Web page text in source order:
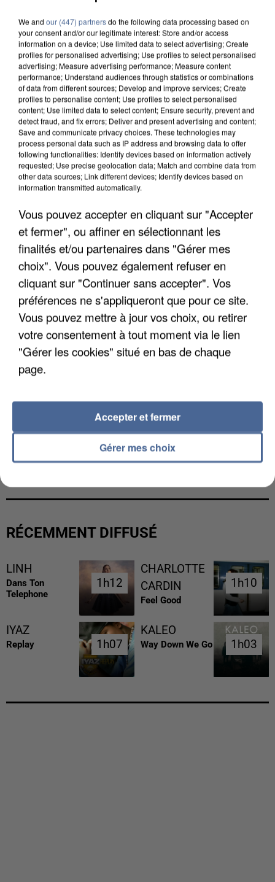
UN SECOND CADRE DE LA DZ MAFIA
INTERPELLÉ EN ALGÉRIE
UNE TOURISTE DE L’OISE EMPORTÉE PAR UNE
COULÉE DE BOUE EN HAUTE-SAVOIE
RÉCEMMENT DIFFUSÉ
LINH
Dans Ton
Telephone
1h12
1h12
CHARLOTTE
CARDIN
Feel Good
1h10
1h10
IYAZ
Replay 1h07
1h07
KALEO
Way Down We Go 1h03
1h03
We and our (447) partnersdo the following data processing based on
your consent and/or our legitimate interest: Store and/or access
information on a device; Use limited data to select advertising; Create
profiles for personalised advertising; Use profiles to select personalised
advertising; Measure advertising performance; Measure content
performance; Understand audiences through statistics or combinations
of data from different sources; Develop and improve services; Create
profiles to personalise content; Use profiles to select personalised
content; Use limited data to select content; Ensure security, prevent and
detect fraud, and fix errors; Deliver and present advertising and content;
Save and communicate privacy choices. These technologies may
process personal data such as IP address and browsing data to offer
following functionalities: Identify devices based on information actively
requested; Use precise geolocation data; Match and combine data from
other data sources; Link different devices; Identify devices based on
information transmitted automatically.
Vous pouvez accepter en cliquant sur "Accepter
et fermer", ou affiner en sélectionnant les
finalités et/ou partenaires dans "Gérer mes
choix". Vous pouvez également refuser en
cliquant sur "Continuer sans accepter". Vos
préférences ne s'appliqueront que pour ce site.
Vous pouvez mettre à jour vos choix, ou retirer
votre consentement à tout moment via le lien
"Gérer les cookies" situé en bas de chaque
page.
Gérer mes choix
Accepter et fermer